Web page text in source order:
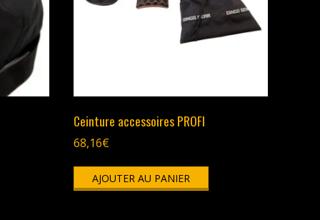
Ceinture accessoires PROFI
68,16€
AJOUTER AU PANIER